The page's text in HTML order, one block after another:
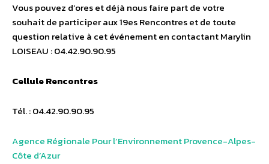
Vous pouvez d’ores et déjà nous faire part de votre
souhait de participer aux 19es Rencontres et de toute
question relative à cet événement en contactant Marylin
LOISEAU : 04.42.90.90.95
Cellule Rencontres
Tél. : 04.42.90.90.95
Agence Régionale Pour l’Environnement Provence-Alpes-
Côte d’Azur